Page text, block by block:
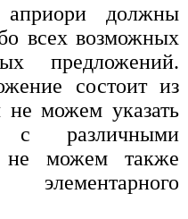
должны
всех возможных
предложений.
состоит из
можем указать
с различными
можем также